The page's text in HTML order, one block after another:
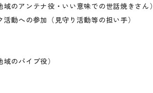
のアンテナ役・いい意味での世話焼きさん）
動への参加（見守り活動等の担い手）
のパイプ役）